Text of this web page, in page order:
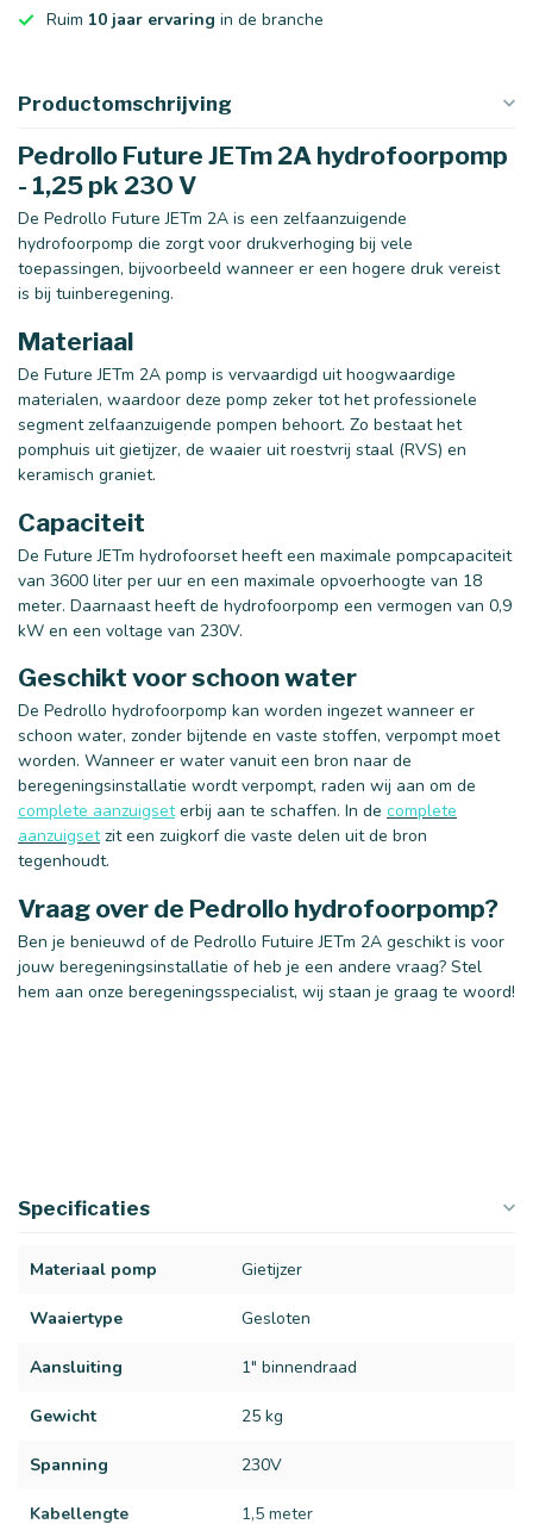
Ruim 10 jaar ervaring in de branche
Productomschrijving
Pedrollo Future JETm 2A hydrofoorpomp
- 1,25 pk 230 V
De Pedrollo Future JETm 2A is een zelfaanzuigende
hydrofoorpomp die zorgt voor drukverhoging bij vele
toepassingen, bijvoorbeeld wanneer er een hogere druk vereist
is bij tuinberegening.
Materiaal
De Future JETm 2A pomp is vervaardigd uit hoogwaardige
materialen, waardoor deze pomp zeker tot het professionele
segment zelfaanzuigende pompen behoort. Zo bestaat het
pomphuis uit gietijzer, de waaier uit roestvrij staal (RVS) en
keramisch graniet.
Capaciteit
De Future JETm hydrofoorset heeft een maximale pompcapaciteit
van 3600 liter per uur en een maximale opvoerhoogte van 18
meter. Daarnaast heeft de hydrofoorpomp een vermogen van 0,9
kW en een voltage van 230V.
Geschikt voor schoon water
De Pedrollo hydrofoorpomp kan worden ingezet wanneer er
schoon water, zonder bijtende en vaste stoffen, verpompt moet
worden. Wanneer er water vanuit een bron naar de
beregeningsinstallatie wordt verpompt, raden wij aan om de
complete aanzuigseterbij aan te schaffen. In de complete
aanzuigsetzit een zuigkorf die vaste delen uit de bron
tegenhoudt.
Vraag over de Pedrollo hydrofoorpomp?
Ben je benieuwd of de Pedrollo Futuire JETm 2A geschikt is voor
jouw beregeningsinstallatie of heb je een andere vraag? Stel
hem aan onze beregeningsspecialist, wij staan je graag te woord!
Specificaties
Materiaal pomp Gietijzer
Waaiertype Gesloten
Aansluiting 1" binnendraad
Gewicht 25 kg
Spanning 230V
Kabellengte 1,5 meter